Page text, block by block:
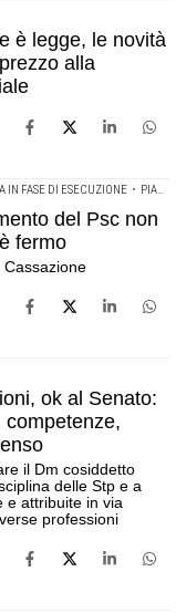
è legge, le novità
alla
IN FASE DI ESECUZIONE • PIANO DI SICUREZZA E DI COORDINAMENTO
del Psc non
fermo
ok al Senato:
competenze,
il Dm cosiddetto
delle Stp e a
e attribuite in via
professioni